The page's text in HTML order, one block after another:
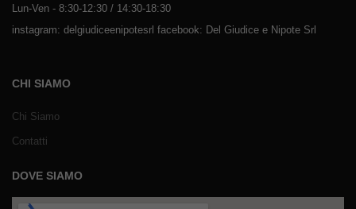
Lun-Ven - 8:30-12:30 / 14:30-18:30
instagram: delgiudiceenipotesrl facebook: Del Giudice e Nipote Srl
CHI SIAMO
Chi Siamo
Contatti
DOVE SIAMO